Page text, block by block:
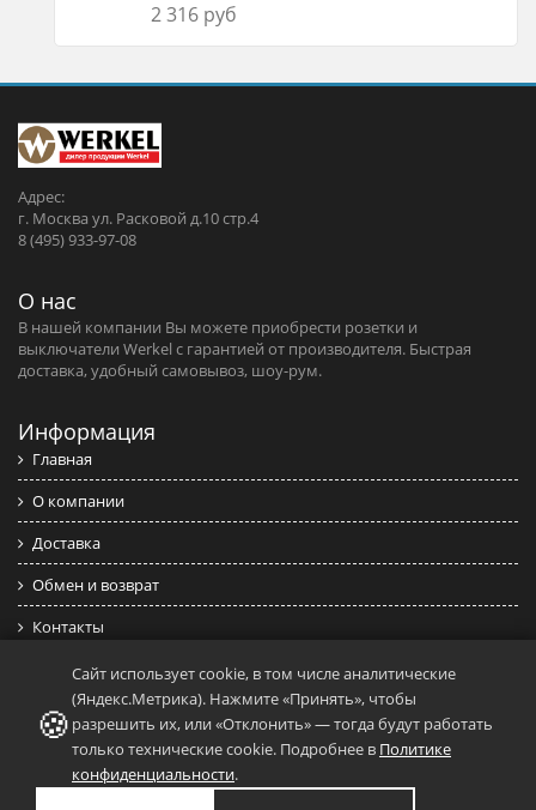
2 316 руб
Адрес:
г. Москва ул. Расковой д.10 стр.4
8 (495) 933-97-08
О нас
В нашей компании Вы можете приобрести розетки и
выключатели Werkel c гарантией от производителя. Быстрая
доставка, удобный самовывоз, шоу-рум.
Информация
Главная
О компании
Доставка
Обмен и возврат
Контакты
Политика конфиденциальности
Публичная оферта
Последние новости
🍪
Сайт использует cookie, в том числе аналитические
(Яндекс.Метрика). Нажмите «Принять», чтобы
разрешить их, или «Отклонить» — тогда будут работать
только технические cookie. Подробнее в Политике
конфиденциальности.